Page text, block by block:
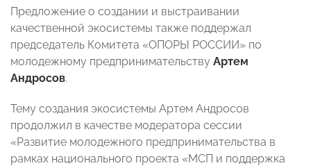
Предложение о создании и выстраивании
качественной экосистемы также поддержал
председатель Комитета «ОПОРЫ РОССИИ» по
молодежному предпринимательству Артем
Андросов.
Тему создания экосистемы Артем Андросов
продолжил в качестве модератора сессии
«Развитие молодежного предпринимательства в
рамках национального проекта «МСП и поддержка